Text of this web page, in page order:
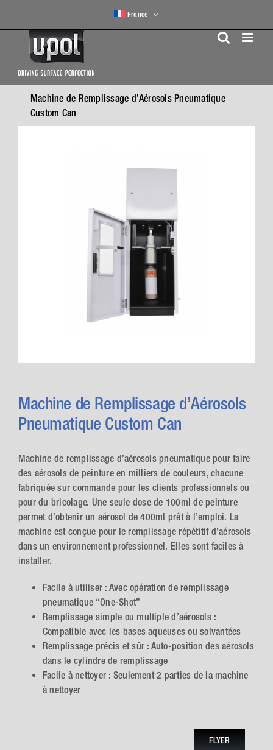
France
Machine de Remplissage d’Aérosols Pneumatique
Custom Can
Machine de Remplissage d’Aérosols
Pneumatique Custom Can
Machine de remplissage d’aérosols pneumatique pour faire
des aérosols de peinture en milliers de couleurs, chacune
fabriquée sur commande pour les clients professionnels ou
pour du bricolage. Une seule dose de 100ml de peinture
permet d’obtenir un aérosol de 400ml prêt à l’emploi. La
machine est conçue pour le remplissage répétitif d’aérosols
dans un environnement professionnel. Elles sont faciles à
installer.
Facile à utiliser : Avec opération de remplissage
pneumatique “One-Shot”
Remplissage simple ou multiple d’aérosols :
Compatible avec les bases aqueuses ou solvantées
Remplissage précis et sûr : Auto-position des aérosols
dans le cylindre de remplissage
Facile à nettoyer : Seulement 2 parties de la machine
à nettoyer
FLYER